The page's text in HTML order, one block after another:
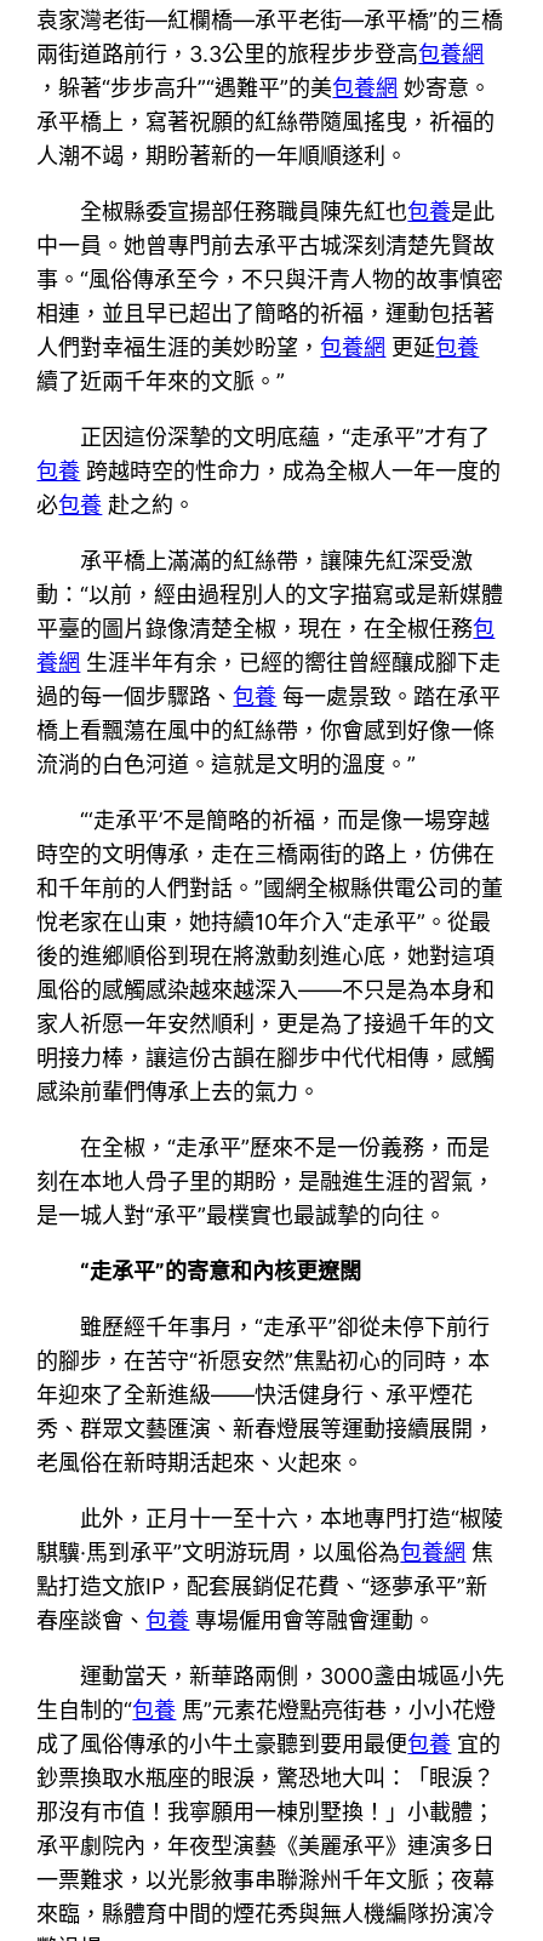
袁家灣老街—紅欄橋—承平老街—承平橋”的三橋
兩街道路前行，3.3公里的旅程步步登高包養網
，躲著“步步高升”“遇難平”的美包養網 妙寄意。
承平橋上，寫著祝願的紅絲帶隨風搖曳，祈福的
人潮不竭，期盼著新的一年順順遂利。
全椒縣委宣揚部任務職員陳先紅也包養是此
中一員。她曾專門前去承平古城深刻清楚先賢故
事。“風俗傳承至今，不只與汗青人物的故事慎密
相連，並且早已超出了簡略的祈福，運動包括著
人們對幸福生涯的美妙盼望，包養網 更延包養
續了近兩千年來的文脈。”
正因這份深摯的文明底蘊，“走承平”才有了
包養 跨越時空的性命力，成為全椒人一年一度的
必包養 赴之約。
承平橋上滿滿的紅絲帶，讓陳先紅深受激
動：“以前，經由過程別人的文字描寫或是新媒體
平臺的圖片錄像清楚全椒，現在，在全椒任務包
養網 生涯半年有余，已經的嚮往曾經釀成腳下走
過的每一個步驟路、包養 每一處景致。踏在承平
橋上看飄蕩在風中的紅絲帶，你會感到好像一條
流淌的白色河道。這就是文明的溫度。”
“‘走承平’不是簡略的祈福，而是像一場穿越
時空的文明傳承，走在三橋兩街的路上，仿佛在
和千年前的人們對話。”國網全椒縣供電公司的董
悅老家在山東，她持續10年介入“走承平”。從最
後的進鄉順俗到現在將激動刻進心底，她對這項
風俗的感觸感染越來越深入——不只是為本身和
家人祈愿一年安然順利，更是為了接過千年的文
明接力棒，讓這份古韻在腳步中代代相傳，感觸
感染前輩們傳承上去的氣力。
在全椒，“走承平”歷來不是一份義務，而是
刻在本地人骨子里的期盼，是融進生涯的習氣，
是一城人對“承平”最樸實也最誠摯的向往。
“走承平”的寄意和內核更遼闊
雖歷經千年事月，“走承平”卻從未停下前行
的腳步，在苦守“祈愿安然”焦點初心的同時，本
年迎來了全新進級——快活健身行、承平煙花
秀、群眾文藝匯演、新春燈展等運動接續展開，
老風俗在新時期活起來、火起來。
此外，正月十一至十六，本地專門打造“椒陵
騏驥·馬到承平”文明游玩周，以風俗為包養網 焦
點打造文旅IP，配套展銷促花費、“逐夢承平”新
春座談會、包養 專場僱用會等融會運動。
運動當天，新華路兩側，3000盞由城區小先
生自制的“包養 馬”元素花燈點亮街巷，小小花燈
成了風俗傳承的小牛土豪聽到要用最便包養 宜的
鈔票換取水瓶座的眼淚，驚恐地大叫：「眼淚？
那沒有市值！我寧願用一棟別墅換！」小載體；
承平劇院內，年夜型演藝《美麗承平》連演多日
一票難求，以光影敘事串聯滁州千年文脈；夜幕
來臨，縣體育中間的煙花秀與無人機編隊扮演冷